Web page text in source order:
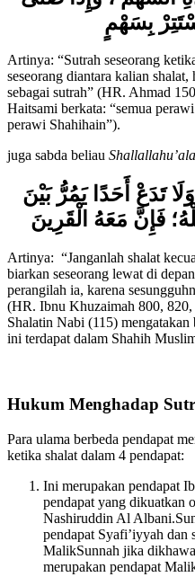
السَّهْمُ ، وَإِذَا صَلَّى
بِسَهْمٍ
Artinya: “Sutrah seseorang
seseorang diantara kalian shalat,
sebagai sutrah” (HR. Ahmad
Haitsami berkata: “semua
تَدَعْ أَحَدًا يَمُرُّ بَيْنَ
فَإِنَّ مَعَهُ الْقَرِينَ
Artinya: “Janganlah shalat
biarkan seseorang lewat di
perangilah ia, karena
(HR. Ibnu Khuzaimah 800,
Shalatin Nabi (115) mengatakan
Para ulama berbeda pendapat
Ini merupakan pendapat
pendapat yang dikuatkan
Nashiruddin Al
pendapat Syafi’iyyah dan
MalikSunnah jika